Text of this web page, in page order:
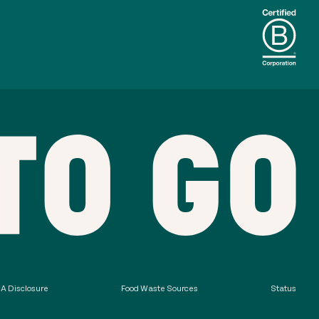
Disclosure Food Waste Sources
Status